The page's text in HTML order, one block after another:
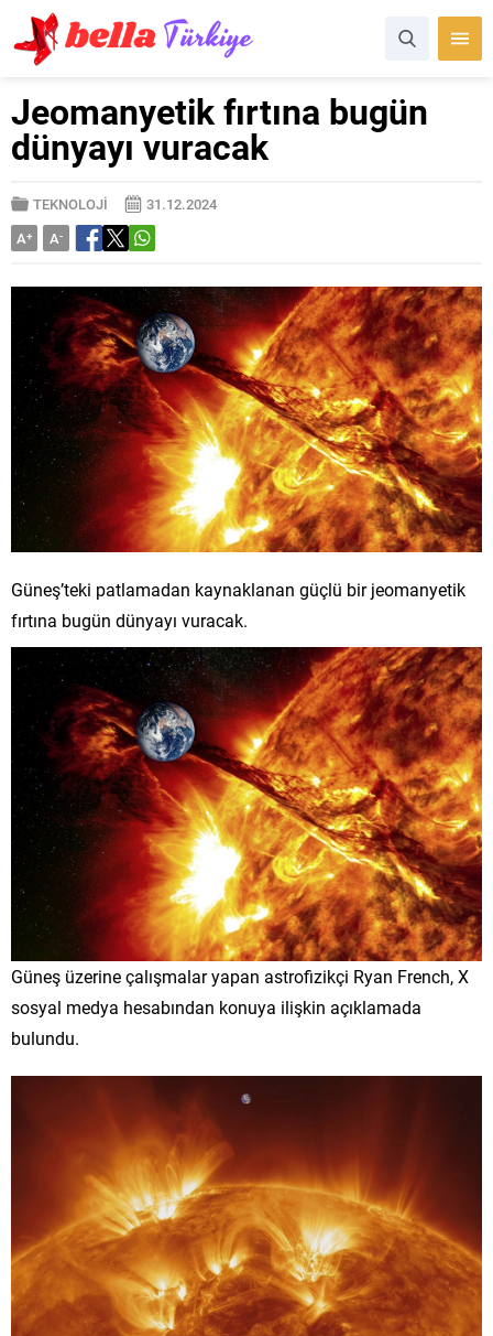
Jeomanyetik fırtına bugün
dünyayı vuracak
TEKNOLOJİ
31.12.2024
A+ A-
Güneş’teki patlamadan kaynaklanan güçlü bir jeomanyetik
fırtına bugün dünyayı vuracak.
Güneş üzerine çalışmalar yapan astrofizikçi Ryan French, X
sosyal medya hesabından konuya ilişkin açıklamada
bulundu.